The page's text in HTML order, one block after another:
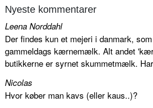
Nyeste kommentarer
Leena Norddahl
Der findes kun et mejeri i danmark,
gammeldags kærnemælk. Alt andet
butikkerne er syrnet skummetmælk.
Nicolas
Hvor køber man kavs (eller kaus..)?